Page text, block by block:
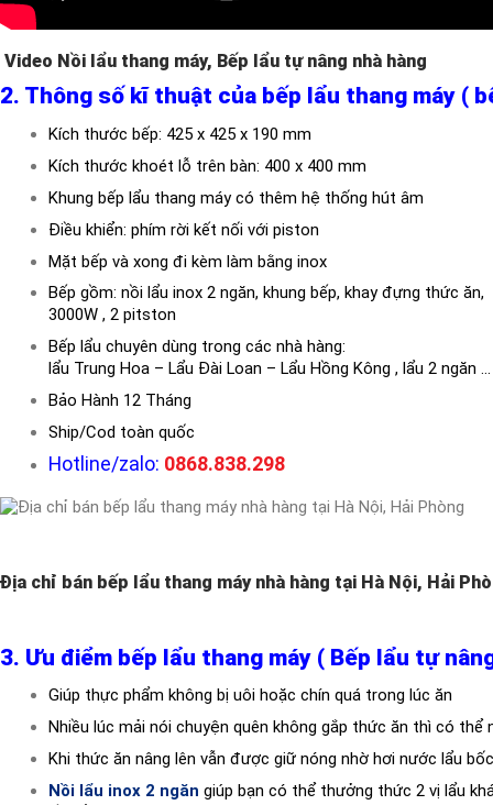
Video Nồi lẩu thang máy, Bếp lẩu tự nâng nhà hàng
2. Thông số kĩ thuật của bếp lẩu thang máy (
Kích thước bếp: 425 x 425 x 190 mm
Kích thước khoét lỗ trên bàn: 400 x 400 mm
Khung bếp lẩu thang máy có thêm hệ thống hút âm
Điều khiển: phím rời kết nối với piston
Mặt bếp và xong đi kèm làm bằng inox
Bếp gồm: nồi lẩu inox 2 ngăn, khung bếp, khay đựng thức
3000W , 2 pitston
Bếp lẩu chuyên dùng trong các nhà hàng:
lẩu Trung Hoa – Lẩu Đài Loan – Lẩu Hồng Kông , lẩu 2 ngăn …
Bảo Hành 12 Tháng
Ship/Cod toàn quốc
Hotline/zalo: 0868.838.298
Địa chỉ bán bếp lẩu thang máy nhà hàng tại Hà Nội, Hải
3. Ưu điểm bếp lẩu thang máy ( Bếp lẩu tự
Giúp thực phẩm không bị uôi hoặc chín quá trong lúc ăn
Nhiều lúc mải nói chuyện quên không gắp thức ăn thì có thể
Khi thức ăn nâng lên vẫn được giữ nóng nhờ hơi nước lẩu
Nồi lẩu inox 2 ngăn giúp bạn có thể thưởng thức 2 vị lẩu